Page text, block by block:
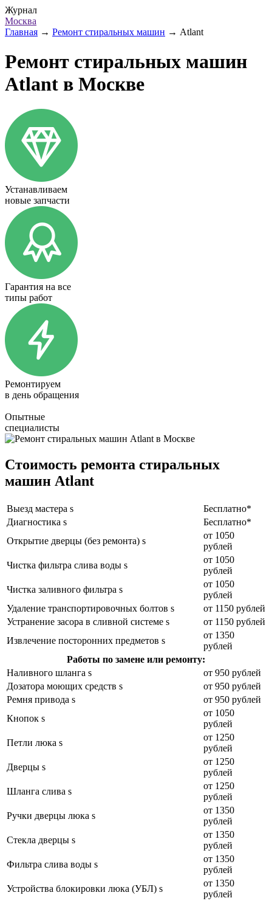
Журнал
Москва
Главная → Ремонт стиральных машин → Atlant
Ремонт стиральных машин
Atlant в Москве
Устанавливаем
новые запчасти
Гарантия на все
типы работ
Ремонтируем
в день обращения
Опытные
специалисты
Стоимость ремонта стиральных
машин Atlant
Выезд мастера s
Бесплатно*
Диагностика s
Бесплатно*
Открытие дверцы (без ремонта) s
от 1050
рублей
Чистка фильтра слива воды s
от 1050
рублей
Чистка заливного фильтра s
от 1050
рублей
Удаление транспортировочных болтов s
от 1150 рублей
Устранение засора в сливной системе s
от 1150 рублей
Извлечение посторонних предметов s
от 1350
рублей
Работы по замене или ремонту:
Наливного шланга s
от 950 рублей
Дозатора моющих средств s
от 950 рублей
Ремня привода s
от 950 рублей
Кнопок s
от 1050
рублей
Петли люка s
от 1250
рублей
Дверцы s
от 1250
рублей
Шланга слива s
от 1250
рублей
Ручки дверцы люка s
от 1350
рублей
Стекла дверцы s
от 1350
рублей
Фильтра слива воды s
от 1350
рублей
Устройства блокировки люка (УБЛ) s
от 1350
рублей